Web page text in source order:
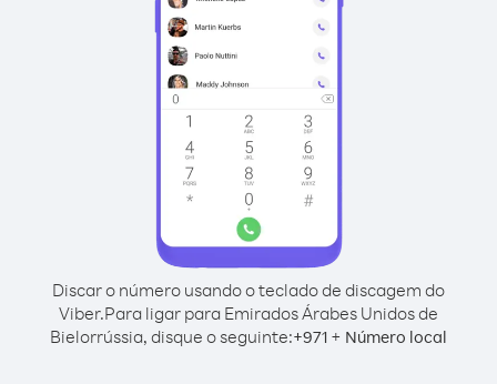
Discar o número usando o teclado de discagem do
Viber.Para ligar para Emirados Árabes Unidos de
Bielorrússia, disque o seguinte:+971 + Número local